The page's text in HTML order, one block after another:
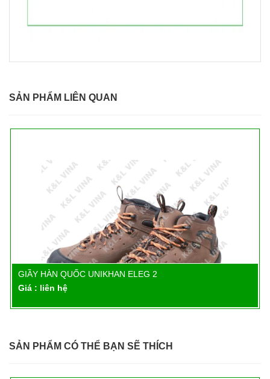
SẢN PHẨM LIÊN QUAN
Chi tiết
GIẦY HÀN QUỐC UNIKHAN ELEG 2
Giá : liên hệ
SẢN PHẨM CÓ THỂ BẠN SẼ THÍCH